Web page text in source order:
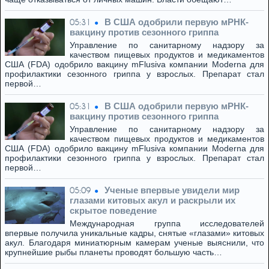
05:31
В США одобрили первую мРНК-
вакцину против сезонного гриппа
Управление по санитарному надзору за
качеством пищевых продуктов и медикаментов
США (FDA) одобрило вакцину mFlusiva компании Moderna для
профилактики сезонного гриппа у взрослых. Препарат стал
первой…
05:31
В США одобрили первую мРНК-
вакцину против сезонного гриппа
Управление по санитарному надзору за
качеством пищевых продуктов и медикаментов
США (FDA) одобрило вакцину mFlusiva компании Moderna для
профилактики сезонного гриппа у взрослых. Препарат стал
первой…
05:09
Ученые впервые увидели мир
глазами китовых акул и раскрыли их
скрытое поведение
Международная группа исследователей
впервые получила уникальные кадры, снятые «глазами» китовых
акул. Благодаря миниатюрным камерам ученые выяснили, что
крупнейшие рыбы планеты проводят большую часть…